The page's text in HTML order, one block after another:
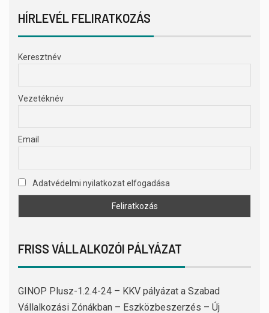
HÍRLEVÉL FELIRATKOZÁS
Keresztnév
Vezetéknév
Email
Adatvédelmi nyilatkozat elfogadása
FRISS VÁLLALKOZÓI PÁLYÁZAT
GINOP Plusz-1.2.4-24 – KKV pályázat a Szabad
Vállalkozási Zónákban – Eszközbeszerzés – Új